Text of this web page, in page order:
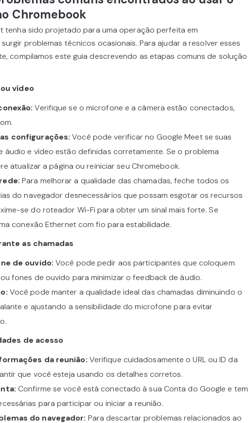
Chromebook
tenha sido projetado para uma operação perfeita em
problemas técnicos ocasionais. Para ajudar a resolver esses
compilamos este guia descrevendo as etapas comuns de solução
vídeo
Verifique se o microfone e a câmera estão conectados,
configurações: Você pode verificar no Google Meet se suas
áudio e vídeo estão definidas corretamente. Se o problema
atualizar a página ou reiniciar seu Chromebook.
Para melhorar a qualidade das chamadas, feche todos os
do navegador desnecessários que possam esgotar os recursos
se do roteador Wi-Fi para obter um sinal mais forte. Se
conexão Ethernet com fio para estabilidade.
as chamadas
de ouvido: Você pode pedir aos participantes que coloquem
fones de ouvido para minimizar o feedback de áudio.
Você pode manter a qualidade ideal das chamadas diminuindo o
e ajustando a sensibilidade do microfone para evitar
de acesso
da reunião: Verifique cuidadosamente o URL ou ID da
que você esteja usando os detalhes corretos.
Confirme se você está conectado à sua Conta do Google e tem
para participar ou iniciar a reunião.
do navegador: Para descartar problemas relacionados ao